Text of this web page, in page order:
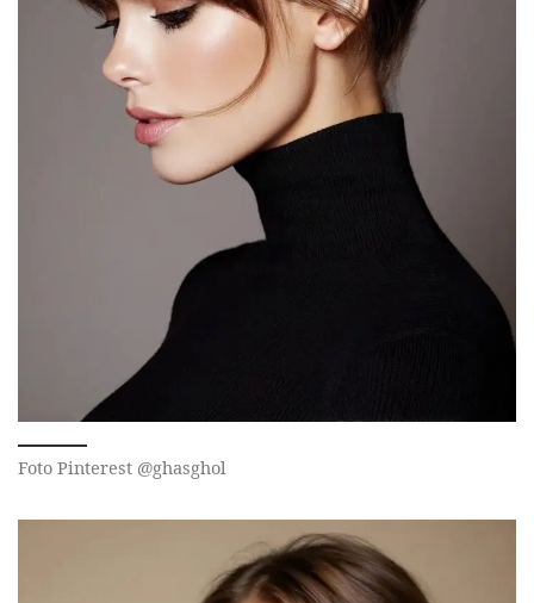
Foto Pinterest @ghasghol